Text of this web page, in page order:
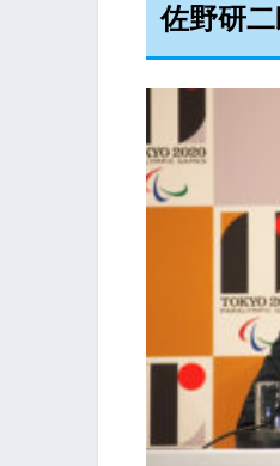
佐野研